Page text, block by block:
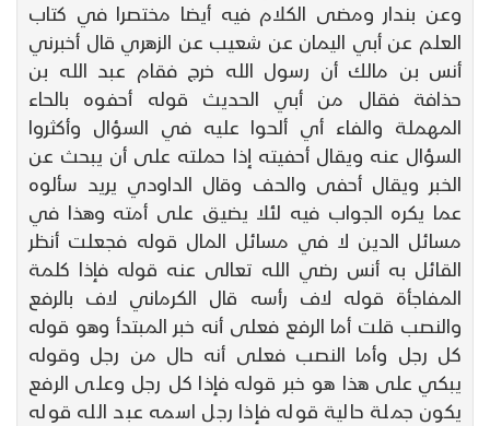
وعن بندار ومضى الكلام فيه أيضا مختصرا في كتاب
العلم عن أبي اليمان عن شعيب عن الزهري قال أخبرني
أنس بن مالك أن رسول الله خرج فقام عبد الله بن
حذافة فقال من أبي الحديث قوله أحفوه بالحاء
المهملة والفاء أي ألحوا عليه في السؤال وأكثروا
السؤال عنه ويقال أحفيته إذا حملته على أن يبحث عن
الخبر ويقال أحفى والحف وقال الداودي يريد سألوه
عما يكره الجواب فيه لئلا يضيق على أمته وهذا في
مسائل الدين لا في مسائل المال قوله فجعلت أنظر
القائل به أنس رضي الله تعالى عنه قوله فإذا كلمة
المفاجأة قوله لاف رأسه قال الكرماني لاف بالرفع
والنصب قلت أما الرفع فعلى أنه خبر المبتدأ وهو قوله
كل رجل وأما النصب فعلى أنه حال من رجل وقوله
يبكي على هذا هو خبر قوله فإذا كل رجل وعلى الرفع
يكون جملة حالية قوله فإذا رجل اسمه عبد الله قوله